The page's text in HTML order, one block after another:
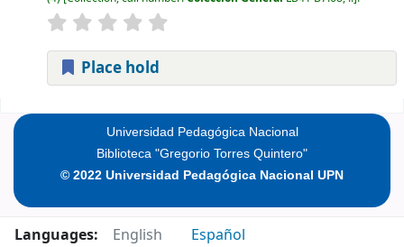
Place hold
Universidad Pedagógica Nacional
Biblioteca "Gregorio Torres Quintero"
© 2022 Universidad Pedagógica Nacional UPN
Languages: English Español